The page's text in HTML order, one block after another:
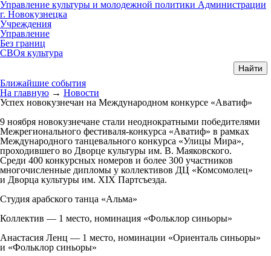
Управление культуры и молодежной политики Администрации
г. Новокузнецка
Учреждения
Управление
Без границ
СВОя культура
Ближайшие события
На главную → Новости
Успех новокузнечан на Международном конкурсе «Аватиф»
9 ноября новокузнечане стали неоднократными победителями
Межрегионального фестиваля-конкурса «Аватиф» в рамках
Международного танцевального конкурса «Улицы Мира»,
проходившего во Дворце культуры им. В. Маяковского.
Среди 400 конкурсных номеров и более 300 участников
многочисленные дипломы у коллективов ДЦ «Комсомолец»
и Дворца культуры им. XIX Партсъезда.
Студия арабского танца «Альма»
Коллектив — 1 место, номинация «Фольклор синьоры»
Анастасия Ленц — 1 место, номинации «Ориенталь синьоры»
и «Фольклор синьоры»